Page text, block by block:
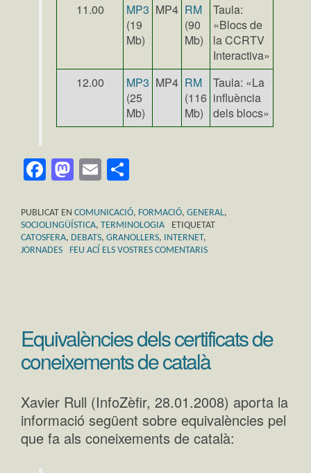
11.00
MP3
(19
Mb)
MP4 RM
(90
Mb)
Taula:
«Blocs de
la CCRTV
Interactiva»
12.00
MP3
(25
Mb)
MP4 RM
(116
Mb)
Taula: «La
influència
dels blocs»
Facebook
Mastodon
Email
PUBLICAT EN COMUNICACIÓ, FORMACIÓ, GENERAL,
SOCIOLINGÜÍSTICA, TERMINOLOGIA
ETIQUETAT
CATOSFERA, DEBATS, GRANOLLERS, INTERNET,
JORNADES
FEU ACÍ ELS VOSTRES COMENTARIS
Equivalències dels certificats de
coneixements de català
Xavier Rull (InfoZèfir, 28.01.2008) aporta la
informació següent sobre equivalències pel
que fa als coneixements de català: